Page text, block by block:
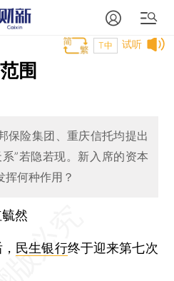
试听
T中
围
保险集团、重庆信托均提出
”若隐若现。新入席的资本
挥何种作用？
然
民生银行终于迎来第七次